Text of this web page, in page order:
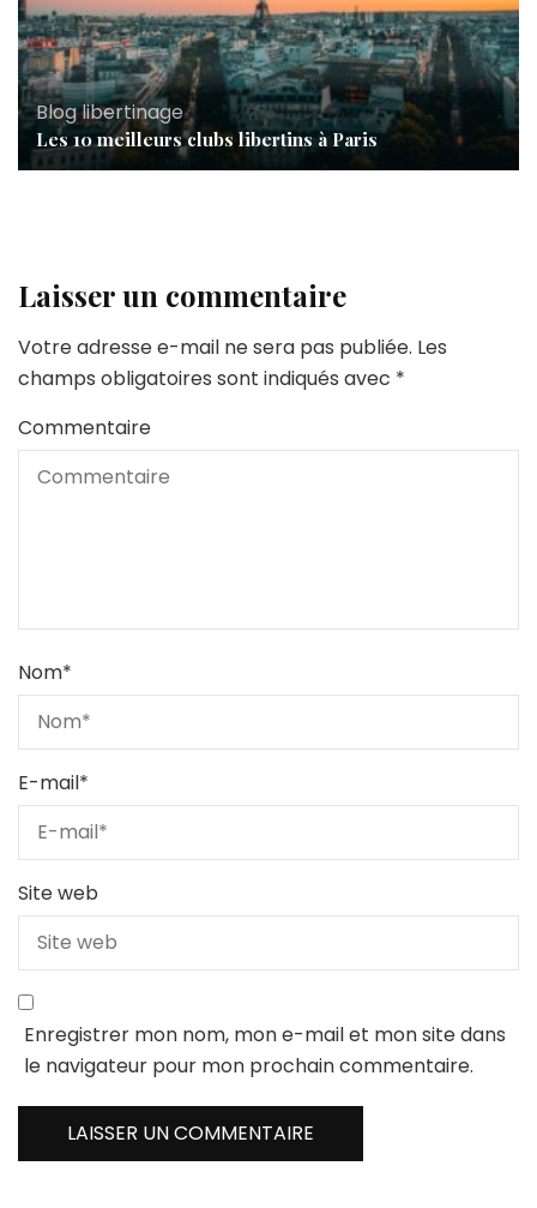
Blog libertinage
Les 10 meilleurs clubs libertins à Paris
Laisser un commentaire
Votre adresse e-mail ne sera pas publiée. Les
champs obligatoires sont indiqués avec *
Commentaire
Nom*
E-mail*
Site web
Enregistrer mon nom, mon e-mail et mon site dans
le navigateur pour mon prochain commentaire.